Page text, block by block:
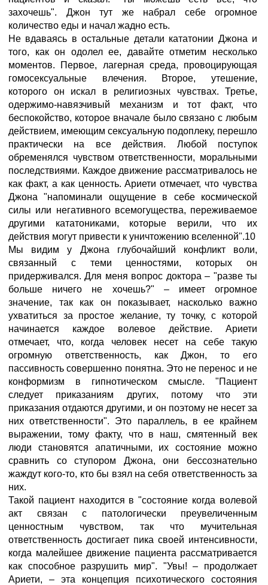
захочешь". Джон тут же набрал себе огромное
количество еды и начал жадно есть.
Не вдаваясь в остальные детали кататонии Джона и
того, как он одолел ее, давайте отметим несколько
моментов. Первое, лагерная среда, провоцирующая
гомосексуальные влечения. Второе, утешение,
которого он искал в религиозных чувствах. Третье,
одержимо-навязчивый механизм и тот факт, что
беспокойство, которое вначале было связано с любым
действием, имеющим сексуальную подоплеку, перешло
практически на все действия. Любой поступок
обременялся чувством ответственности, моральными
последствиями. Каждое движение рассматривалось не
как факт, а как ценность. Ариети отмечает, что чувства
Джона "напоминали ощущение в себе космической
силы или негативного всемогущества, переживаемое
другими кататониками, которые верили, что их
действия могут привести к уничтожению вселенной".10
Мы видим у Джона глубочайший конфликт воли,
связанный с теми ценностями, которых он
придерживался. Для меня вопрос доктора – "разве ты
больше ничего не хочешь?" – имеет огромное
значение, так как он показывает, насколько важно
ухватиться за простое желание, ту точку, с которой
начинается каждое волевое действие. Ариети
отмечает, что, когда человек несет на себе такую
огромную ответственность, как Джон, то его
пассивность совершенно понятна. Это не перенос и не
конформизм в гипнотическом смысле. "Пациент
следует приказаниям других, потому что эти
приказания отдаются другими, и он поэтому не несет за
них ответственности". Это параллель, в ее крайнем
выражении, тому факту, что в наш, смятенный век
люди становятся апатичными, их состояние можно
сравнить со ступором Джона, они бессознательно
жаждут кого-то, кто бы взял на себя ответственность за
них.
Такой пациент находится в "состояние когда волевой
акт связан с патологически преувеличенным
ценностным чувством, так что мучительная
ответственность достигает пика своей интенсивности,
когда малейшее движение пациента рассматривается
как способное разрушить мир". "Увы! – продолжает
Ариети, – эта концепция психотического состояния